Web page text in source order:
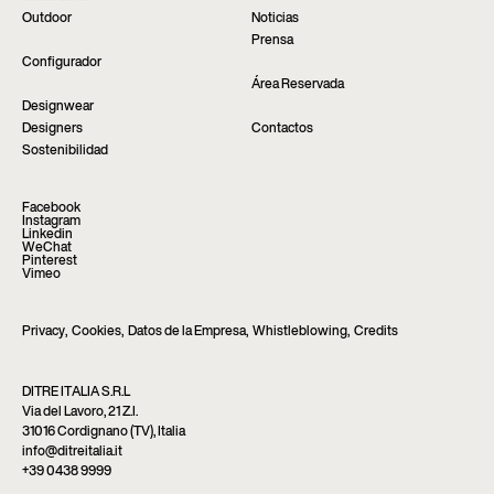
Outdoor
Noticias
Prensa
Configurador
Área Reservada
Designwear
Designers
Contactos
Sostenibilidad
Facebook
Instagram
Linkedin
WeChat
Pinterest
Vimeo
Privacy, Cookies, Datos de la Empresa, Whistleblowing, Credits
DITRE ITALIA S.R.L
Via del Lavoro, 21 Z.I.
31016 Cordignano (TV), Italia
info@ditreitalia.it
+39 0438 9999